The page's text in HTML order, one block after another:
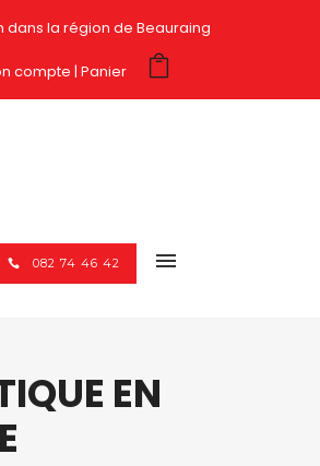
dans la région de Beauraing
compte Panier
082 74 46 42
EN